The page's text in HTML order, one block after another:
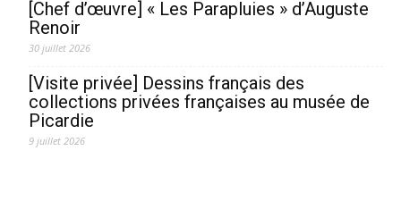
[Chef d’œuvre] « Les Parapluies » d’Auguste
Renoir
30 juillet 2026
[Visite privée] Dessins français des
collections privées françaises au musée de
Picardie
9 juillet 2026